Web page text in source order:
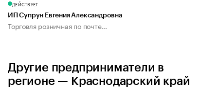
ДЕЙСТВУЕТ
ИП Супрун Евгения Александровна
Торговля розничная по почте...
Другие предприниматели в
регионе — Краснодарский край